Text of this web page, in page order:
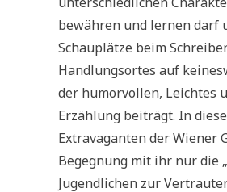
bewähren und lernen darf
Schauplätze beim
Handlungsortes auf
der humorvollen, Leichtes
Erzählung beiträgt. In
Extravaganten der Wiener
Begegnung mit ihr nur die
Jugendlichen zur